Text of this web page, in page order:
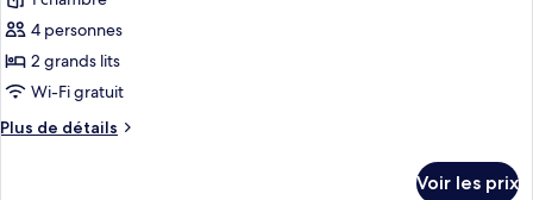
pour
ce
type
chambre :
4 personnes
2 grands lits
Wi-Fi gratuit
Plus de détails
Plus
Voir les prix